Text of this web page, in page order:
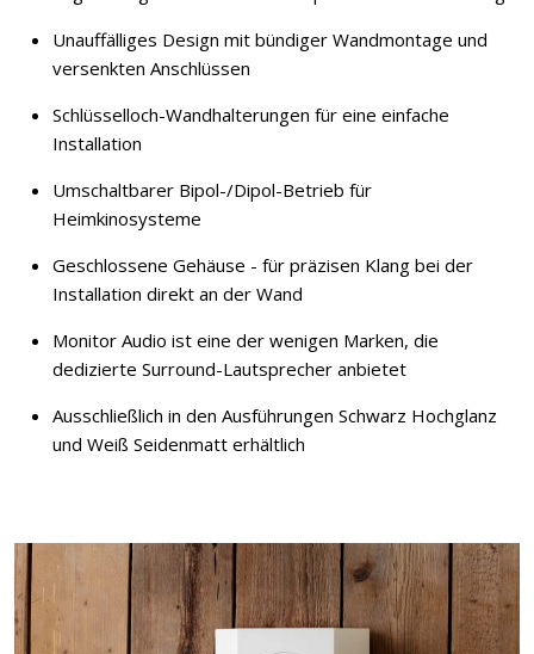
Unauffälliges Design mit bündiger Wandmontage und
versenkten Anschlüssen
Schlüsselloch-Wandhalterungen für eine einfache
Installation
Umschaltbarer Bipol-/Dipol-Betrieb für
Heimkinosysteme
Geschlossene Gehäuse - für präzisen Klang bei der
Installation direkt an der Wand
Monitor Audio ist eine der wenigen Marken, die
dedizierte Surround-Lautsprecher anbietet
Ausschließlich in den Ausführungen Schwarz Hochglanz
und Weiß Seidenmatt erhältlich